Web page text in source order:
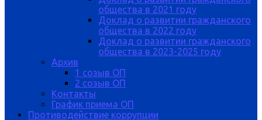
общества в 2021 году
Доклад о развитии гражданского
общества в 2022 году
Доклад о развитии гражданского
общества в 2023-2025 году
Архив
1 созыв ОП
2 созыв ОП
Контакты
График приема ОП
Противодействие коррупции